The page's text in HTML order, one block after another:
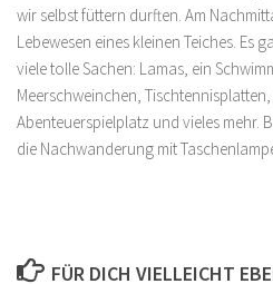
wir selbst füttern durften. Am
Lebewesen eines kleinen Teiches. Es
viele tolle Sachen: Lamas, ein
Meerschweinchen,
Abenteuerspielplatz und vieles mehr.
die Nachwanderung mit
FÜR DICH VIELLEICHT